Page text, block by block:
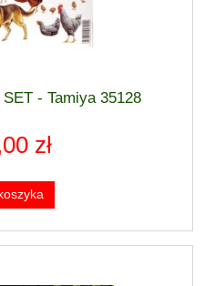
- Tamiya 35128
zł